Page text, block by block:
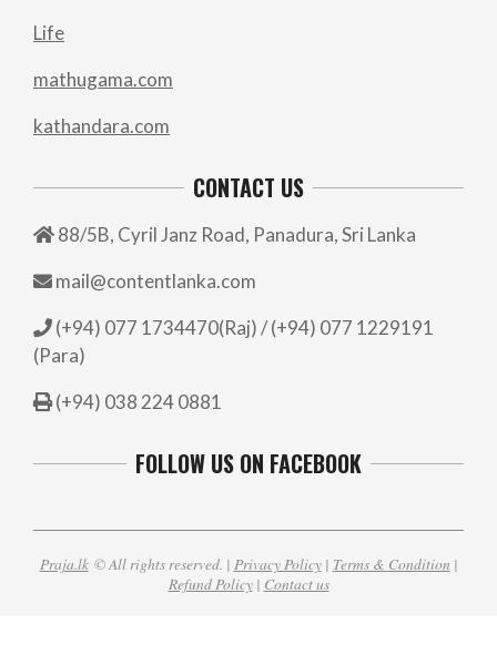
Life
mathugama.com
kathandara.com
CONTACT US
88/5B, Cyril Janz Road, Panadura, Sri Lanka
mail@contentlanka.com
(+94) 077 1734470(Raj) / (+94) 077 1229191
(Para)
(+94) 038 224 0881
FOLLOW US ON FACEBOOK
Praja.lk© All rights reserved. | Privacy Policy| Terms & Condition |
Refund Policy| Contact us